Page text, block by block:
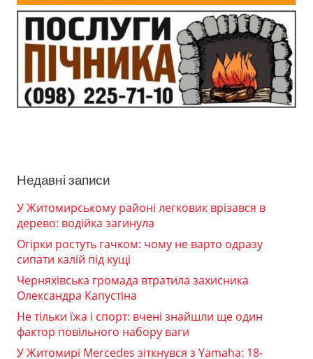
Недавні записи
У Житомирському районі легковик врізався в
дерево: водійка загинула
Огірки ростуть гачком: чому не варто одразу
сипати калій під кущі
Черняхівська громада втратила захисника
Олександра Капустіна
Не тільки їжа і спорт: вчені знайшли ще один
фактор повільного набору ваги
У Житомирі Mercedes зіткнувся з Yamaha: 18-